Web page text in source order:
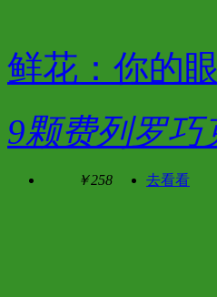
鲜花：你的
9颗费列罗巧
￥258 去看看